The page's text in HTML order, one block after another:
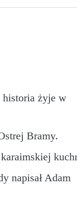
historia żyje w
Bramy.
napisał Adam